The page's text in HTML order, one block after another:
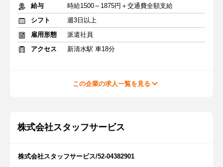
給与
時給1500～1875円＋交通費全額支給
シフト
週3日以上
雇用形態
派遣社員
アクセス
新清水駅 車18分
この企業の求人一覧を見る
株式会社スタッフサービス
株式会社スタッフサービス/52-04382901